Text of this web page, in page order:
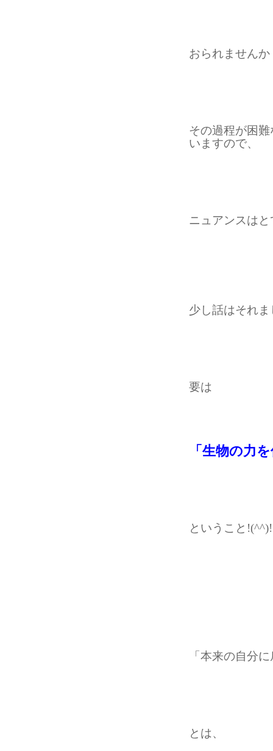
おられませんか
その過程が困
いますので、
ニュアンスは
少し話はそれ
要は
「生物の力
ということ!(^^)!
「本来の自分
とは、